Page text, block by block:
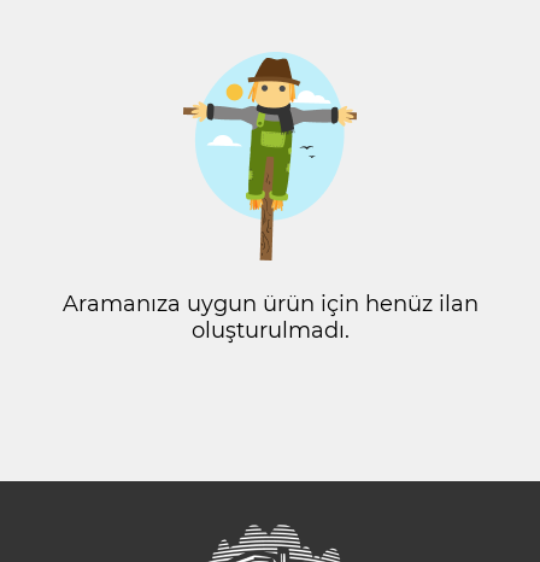
Aramanıza uygun ürün için henüz ilan
oluşturulmadı.